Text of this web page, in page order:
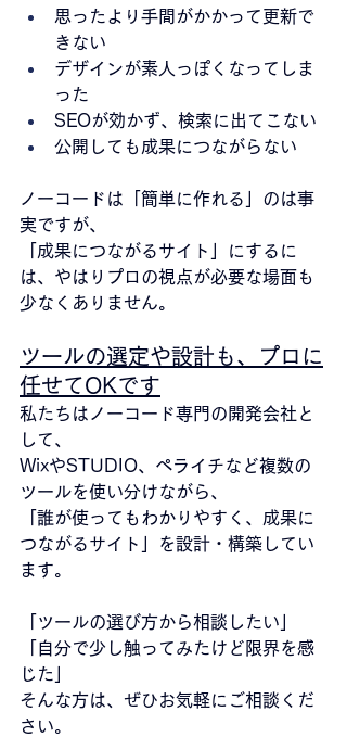
思ったより手間がかかって更新で
きない
デザインが素人っぽくなってしま
った
SEOが効かず、検索に出てこない
公開しても成果につながらない
ノーコードは「簡単に作れる」のは事
実ですが、
「成果につながるサイト」にするに
は、やはりプロの視点が必要な場面も
少なくありません。
ツールの選定や設計も、プロに
任せてOKです
私たちはノーコード専門の開発会社と
して、
WixやSTUDIO、ペライチなど複数の
ツールを使い分けながら、
「誰が使ってもわかりやすく、成果に
つながるサイト」を設計・構築してい
ます。
「ツールの選び方から相談したい」
「自分で少し触ってみたけど限界を感
じた」
そんな方は、ぜひお気軽にご相談くだ
さい。